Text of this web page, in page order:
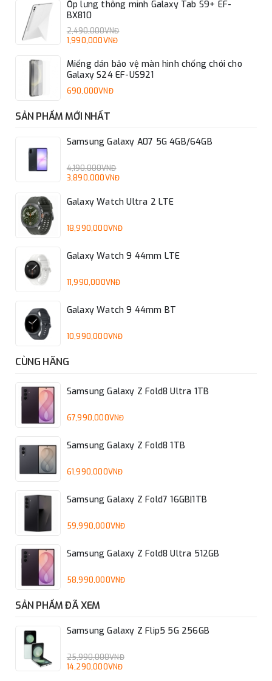
Ốp lưng thông minh Galaxy Tab S9+ EF-
BX810
2,490,000VNĐ
1,990,000VNĐ
Miếng dán bảo vệ màn hình chống chói cho
Galaxy S24 EF-US921
690,000VNĐ
SẢN PHẨM MỚI NHẤT
Samsung Galaxy A07 5G 4GB/64GB
4,190,000VNĐ
3,890,000VNĐ
Galaxy Watch Ultra 2 LTE
18,990,000VNĐ
Galaxy Watch 9 44mm LTE
11,990,000VNĐ
Galaxy Watch 9 44mm BT
10,990,000VNĐ
CÙNG HÃNG
Samsung Galaxy Z Fold8 Ultra 1TB
67,990,000VNĐ
Samsung Galaxy Z Fold8 1TB
61,990,000VNĐ
Samsung Galaxy Z Fold7 16GB|1TB
59,990,000VNĐ
Samsung Galaxy Z Fold8 Ultra 512GB
58,990,000VNĐ
SẢN PHẨM ĐÃ XEM
Samsung Galaxy Z Flip5 5G 256GB
25,990,000VNĐ
14,290,000VNĐ